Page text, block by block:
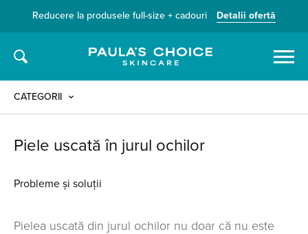
Reducere la produsele full-size + cadouri Detalii ofertă
Caută
CATEGORII
Piele uscată în jurul ochilor
Probleme și soluții
Pielea uscată din jurul ochilor nu doar că nu este